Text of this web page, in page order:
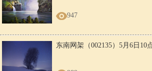
947
东南网架（002135）5月6日10